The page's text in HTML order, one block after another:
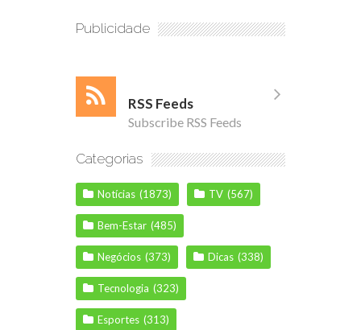
Publicidade
RSS Feeds
Subscribe RSS Feeds
Categorias
Notícias (1873) TV (567)
Bem-Estar (485)
Negócios (373) Dicas (338)
Tecnologia (323)
Esportes (313)